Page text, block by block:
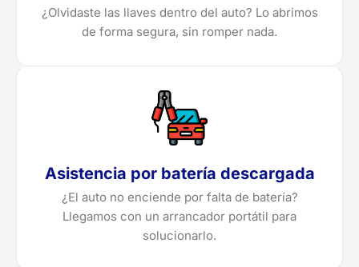
¿Olvidaste las llaves dentro del auto? Lo abrimos
de forma segura, sin romper nada.
Asistencia por batería descargada
¿El auto no enciende por falta de batería?
Llegamos con un arrancador portátil para
solucionarlo.